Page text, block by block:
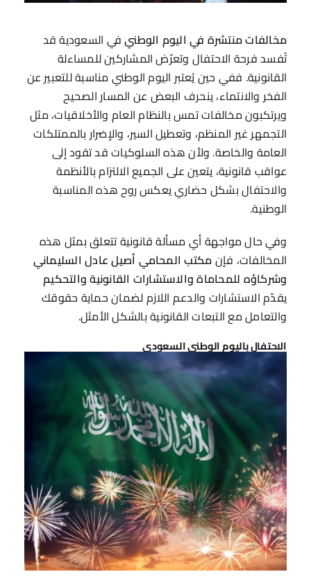
مخالفات منتشرة في اليوم الوطنيفي السعودية قد
تُفسد فرحة الاحتفال وتعرّض المشاركين للمساءلة
القانونية. ففي حين يُعتبر اليوم الوطني مناسبة للتعبير عن
الفخر والانتماء، ينحرف البعض عن المسار الصحيح
ويرتكبون مخالفات تمس بالنظام العام والأخلاقيات، مثل
التجمهر غير المنظم، وتعطيل السير، والإضرار بالممتلكات
العامة والخاصة. ولأن هذه السلوكيات قد تقود إلى
عواقب قانونية، يتعين على الجميع الالتزام بالأنظمة
والاحتفال بشكل حضاري يعكس روح هذه المناسبة
الوطنية.
وفي حال مواجهة أي مسألة قانونية تتعلق بمثل هذه
المخالفات، فإنمكتب المحامي أصيل عادل السليماني
وشركاؤه للمحاماة والاستشارات القانونية والتحكيم
يقدّم الاستشارات والدعم اللازم لضمان حماية حقوقك
والتعامل مع التبعات القانونية بالشكل الأمثل.
الاحتفال باليوم الوطني السعودي